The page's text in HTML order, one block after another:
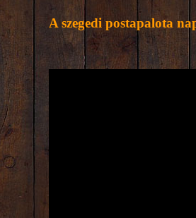
A szegedi postapalota